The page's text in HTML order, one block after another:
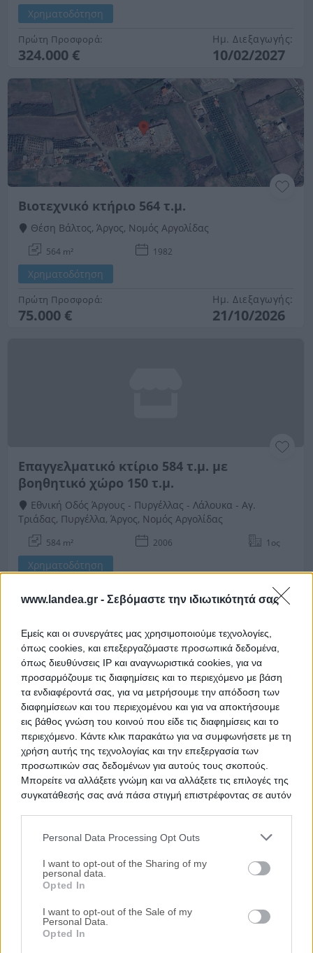
www.landea.gr - Σεβόμαστε την ιδιωτικότητά σας
Εμείς και οι συνεργάτες μας χρησιμοποιούμε τεχνολογίες,
όπως cookies, και επεξεργαζόμαστε προσωπικά δεδομένα,
όπως διευθύνσεις IP και αναγνωριστικά cookies, για να
προσαρμόζουμε τις διαφημίσεις και το περιεχόμενο με βάση
τα ενδιαφέροντά σας, για να μετρήσουμε την απόδοση των
διαφημίσεων και του περιεχομένου και για να αποκτήσουμε
εις βάθος γνώση του κοινού που είδε τις διαφημίσεις και το
περιεχόμενο. Κάντε κλικ παρακάτω για να συμφωνήσετε με τη
χρήση αυτής της τεχνολογίας και την επεξεργασία των
προσωπικών σας δεδομένων για αυτούς τους σκοπούς.
Μπορείτε να αλλάξετε γνώμη και να αλλάξετε τις επιλογές της
συγκατάθεσής σας ανά πάσα στιγμή επιστρέφοντας σε αυτόν
services and may gather and store information including but
not limited to your visit or usage behaviour. You may click to
grant or deny consent to Google and its third-party tags to
use your data for below specified purposes in below Google
consent section.
Personal Data Processing Opt Outs
I want to opt-out of the Sharing of my
personal data.
Opted In
I want to opt-out of the Sale of my
Personal Data.
Opted In
Χρηματοδότηση
Πρώτη Προσφορά:
324.000 €
Ημ. Διεξαγωγής:
10/02/2027
Βιοτεχνικό κτήριο 564 τ.μ.
Θέση Βάλτος, Άργος, Νομός Αργολίδας
564 m² 1982
Χρηματοδότηση
Πρώτη Προσφορά:
75.000 €
Ημ. Διεξαγωγής:
21/10/2026
Επαγγελματικό κτίριο 584 τ.μ. με
βοηθητικό χώρο 150 τ.μ.
Εθνική Οδός Άργους - Πυργέλλας - Λάλουκα - Αγ.
Τριάδας, Πυργέλλα, Άργος, Νομός Αργολίδας
584 m² 2006 1ος
Χρηματοδότηση
335.000 €
Ημ. Διεξαγωγής:
21/10/2026
Ημιτελές κτήριο 46 τ.μ.
Βασιλέως Κωνσταντίνου 38, Άργος, Νομός Αργολίδας
46.42 m² 1975
Πρώτη Προσφορά: Ημ. Διεξαγωγής: